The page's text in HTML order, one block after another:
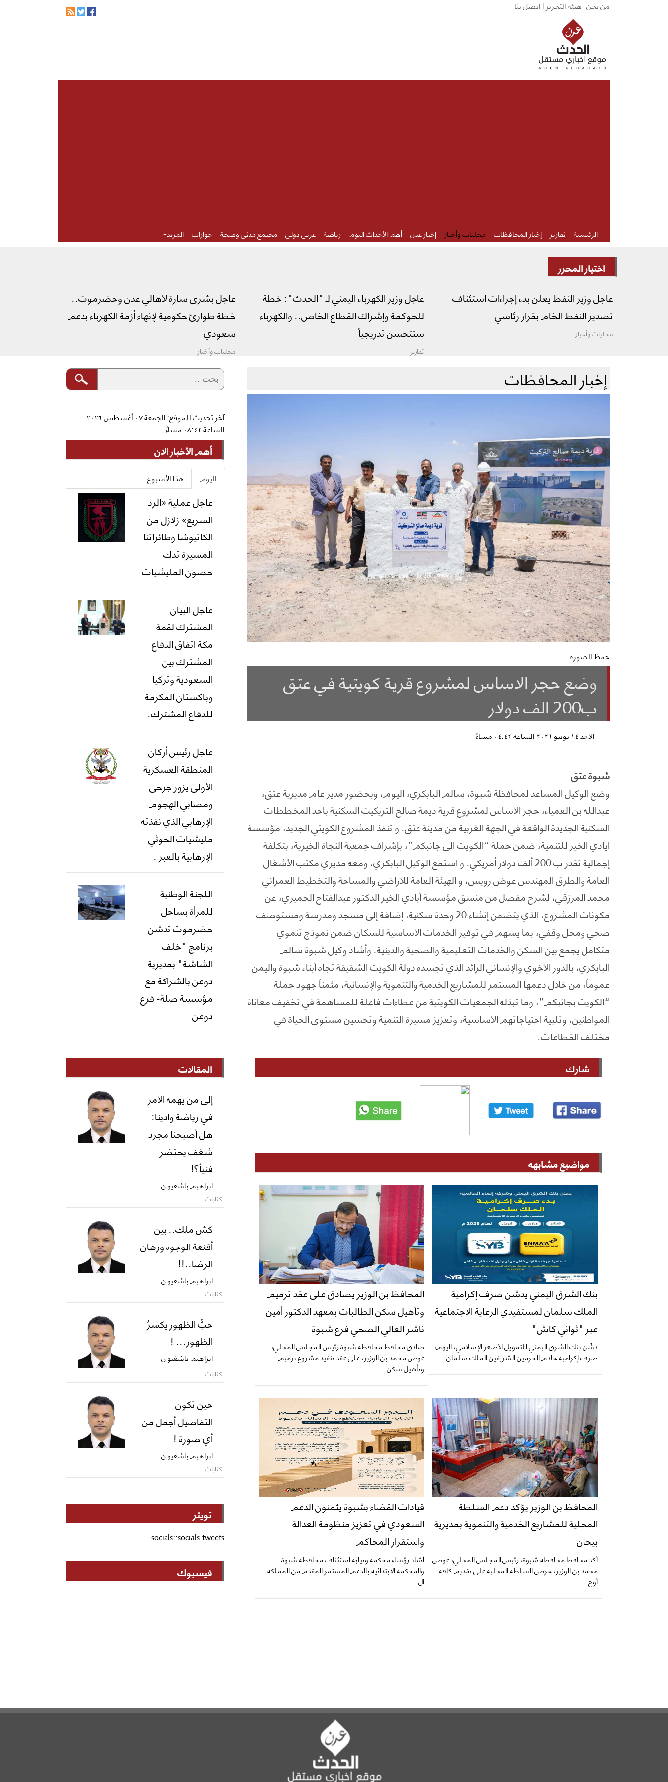
من نحن |هيئة التحرير |اتصل بنا
الرئيسية تقارير إخبار المحافظات محليات وأخبار إخبار عدن أهم الأحداث اليوم رياضة عربي دولي مجتمع مدني وصحة حوارات المزيد
اختيار المحرر
عاجل وزير النفط يعلن بدء إجراءات استئناف
تصدير النفط الخام بقرار رئاسي
محليات وأخبار
عاجل وزير الكهرباء اليمني لـ "الحدث": خطة
للحوكمة وإشراك القطاع الخاص.. والكهرباء
ستتحسن تدريجياً
تقارير
عاجل بشرى سارة لأهالي عدن وحضرموت..
خطة طوارئ حكومية لإنهاء أزمة الكهرباء بدعم
سعودي
محليات وأخبار
إخبار المحافظات
حفظ الصورة
وضع حجر الاساس لمشروع قرية كويتية في عتق
ب200 الف دولار
الأحد ١٤ يونيو ٢٠٢٦ الساعة ٠٤:٤٣ مساءً
شبوة عتق
وضع الوكيل المساعد لمحافظة شبوة، سالم البابكري، اليوم، وبحضور مدير عام مديرية عتق،
عبدالله بن العمياء، حجر الأساس لمشروع قرية ديمة صالح التريكيت السكنية باحد المخططات
السكنية الجديدة الواقعة في الجهة الغربية من مدينة عتق. و تنفذ المشروع الكويتي الجديد، مؤسسة
ايادي الخير للتنمية، ضمن حملة “الكويت الى جانبكم”، بإشراف جمعية النجاة الخيرية، بتكلفة
إجمالية تقدر ب 200 ألف دولار أمريكي. و استمع الوكيل البابكري، ومعه مديري مكتب الأشغال
العامة والطرق المهندس عوض رويس، و الهيئة العامة للأراضي والمساحة والتخطيط العمراني
محمد المرزقي، لشرح مفصل من منسق مؤسسة أيادي الخير الدكتور عبدالفتاح الحميري، عن
مكونات المشروع، الذي يتضمن إنشاء 20 وحدة سكنية، إضافة إلى مسجد ومدرسة ومستوصف
صحي ومحل وقفي، بما يسهم في توفير الخدمات الأساسية للسكان ضمن نموذج تنموي
متكامل يجمع بين السكن والخدمات التعليمية والصحية والدينية. وأشاد وكيل شبوة سالم
البابكري، بالدور الأخوي والإنساني الرائد الذي تجسده دولة الكويت الشقيقة تجاه أبناء شبوة واليمن
عموماً، من خلال دعمها المستمر للمشاريع الخدمية والتنموية والإنسانية، مثمناً جهود حملة
“الكويت بجانبكم”، وما تبذله الجمعيات الكويتية من عطاءات فاعلة للمساهمة في تخفيف معاناة
المواطنين، وتلبية احتياجاتهم الأساسية، وتعزيز مسيرة التنمية وتحسين مستوى الحياة في
مختلف القطاعات.
شارك
مواضيع مشابهه
بنك الشرق اليمني يدشن صرف إكرامية
الملك سلمان لمستفيدي الرعاية الاجتماعية
عبر "ثواني كاش"
دشّن بنك الشرق اليمني للتمويل الأصغر الإسلامي، اليوم،
صرف إكرامية خادم الحرمين الشريفين الملك سلمان...
المحافظ بن الوزير يصادق على عقد ترميم
وتأهيل سكن الطالبات بمعهد الدكتور أمين
ناشر العالي الصحي فرع شبوة
صادق محافظ محافظة شبوة رئيس المجلس المحلي،
عوض محمد بن الوزير، على عقد تنفيذ مشروع ترميم
وتأهيل سكن...
المحافظ بن الوزير يؤكد دعم السلطة
المحلية للمشاريع الخدمية والتنموية بمديرية
بيحان
أكد محافظ محافظة شبوة، رئيس المجلس المحلي، عوض
محمد بن الوزير، حرص السلطة المحلية على تقديم كافة
أوج...
قيادات القضاء بشبوة يثمنون الدعم
السعودي في تعزيز منظومة العدالة
واستقرار المحاكم
​أشاد رؤساء محكمة ونيابة استئناف محافظة شبوة
والمحكمة الابتدائية بالدعم المستمر المقدم من المملكة
ال...
آخر تحديث للموقع: الجمعة ٠٧ أغسطس ٢٠٢٦
الساعة ٠٨:٤٢ مساءً
أهم الأخبار الان
اليوم هذا الأسبوع
عاجل عملية «الرد
السريع» زلازل من
الكاتيوشا وطائراتنا
المسيرة تدك
حصون المليشيات
عاجل البيان
المشترك لقمة
مكة اتفاق الدفاع
المشترك بين
السعودية وتركيا
وباكستان المكرمة
للدفاع المشترك:
عاجل رئيس أركان
المنطقة العسكرية
الأولى يزور جرحى
ومصابي الهجوم
الإرهابي الذي نفذته
مليشيات الحوثي
الإرهابية بالعبر .
اللجنة الوطنية
للمرأة بساحل
حضرموت تدشن
برنامج "خلف
الشاشة" بمديرية
دوعن بالشراكة مع
مؤسسة صلة- فرع
دوعن
المقالات
إلى من يهمه الأمر
في رياضة وادينا:
هل أصبحنا مجرد
شغف يحتضر
فنياً؟!
ابراهيم باشغيوان
كتابات
كش ملك.. بين
أقنعة الوجوه ورهان
الرضا..!!
ابراهيم باشغيوان
كتابات
حبُّ الظهور يكسرُ
الظهور... !
ابراهيم باشغيوان
كتابات
حين تكون
التفاصيل أجمل من
أي صورة !
ابراهيم باشغيوان
كتابات
تويتر
socials::socials.tweets
فيسبوك